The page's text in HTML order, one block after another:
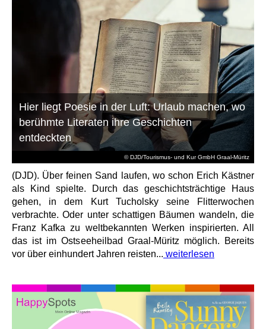
© DJD/Tourismus- und Kur GmbH Graal-Müritz
Hier liegt Poesie in der Luft: Urlaub machen, wo
berühmte Literaten ihre Geschichten
entdeckten
(DJD). Über feinen Sand laufen, wo schon Erich Kästner
als Kind spielte. Durch das geschichtsträchtige Haus
gehen, in dem Kurt Tucholsky seine Flitterwochen
verbrachte. Oder unter schattigen Bäumen wandeln, die
Franz Kafka zu weltbekannten Werken inspirierten. All
das ist im Ostseeheilbad Graal-Müritz möglich. Bereits
vor über einhundert Jahren reisten... weiterlesen